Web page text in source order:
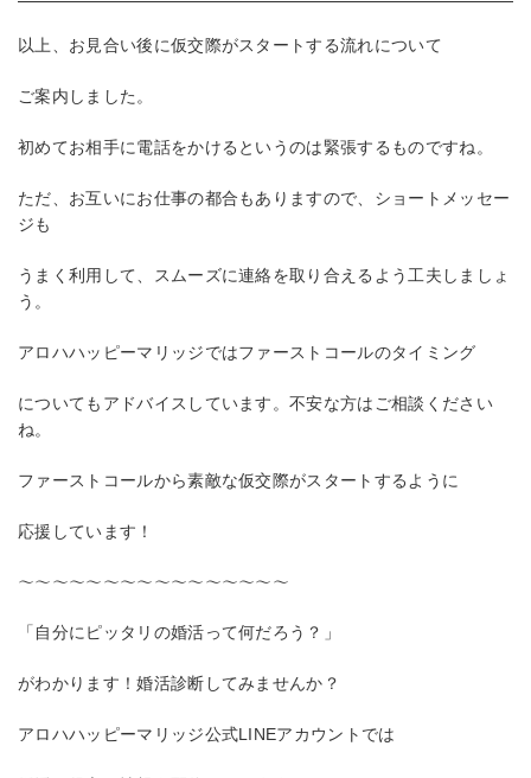
以上、お見合い後に仮交際がスタートする流れについて
ご案内しました。
初めてお相手に電話をかけるというのは緊張するものですね。
ただ、お互いにお仕事の都合もありますので、ショートメッセー
ジも
うまく利用して、スムーズに連絡を取り合えるよう工夫しましょ
う。
アロハハッピーマリッジではファーストコールのタイミング
についてもアドバイスしています。不安な方はご相談ください
ね。
ファーストコールから素敵な仮交際がスタートするように
応援しています！
〜〜〜〜〜〜〜〜〜〜〜〜〜〜〜〜
「自分にピッタリの婚活って何だろう？」
がわかります！婚活診断してみませんか？
アロハハッピーマリッジ公式LINEアカウントでは